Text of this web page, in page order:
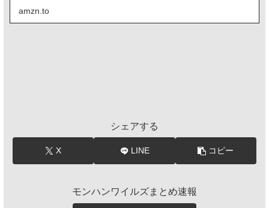
amzn.to
シェアする
X LINE コピー
モンハンワイルズまとめ速報